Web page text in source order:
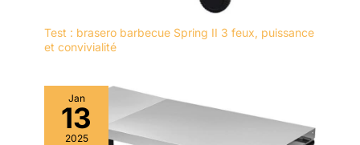
Test : brasero barbecue Spring II 3 feux, puissance
et convivialité
Jan
13
2025